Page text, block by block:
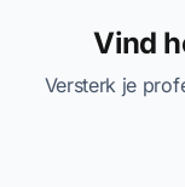
Vind
Versterk je